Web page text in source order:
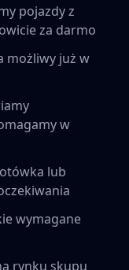
pojazdy z
za darmo
możliwy już w
w
lub
wymagane
rynku skupu